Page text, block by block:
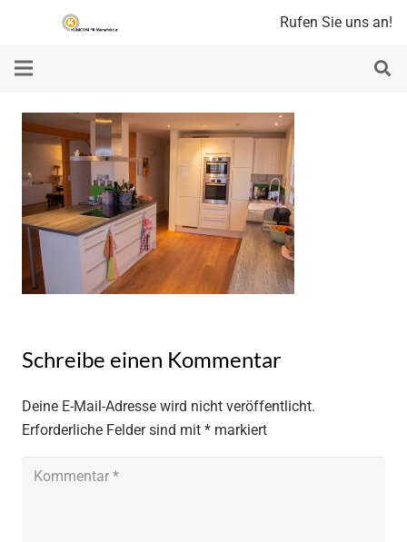
Rufen Sie uns an!
Schreibe einen Kommentar
Deine E-Mail-Adresse wird nicht veröffentlicht.
Erforderliche Felder sind mit * markiert